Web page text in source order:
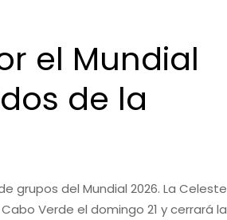
el Mundial
de la
grupos del Mundial 2026. La Celeste
Verde el domingo 21 y cerrará la